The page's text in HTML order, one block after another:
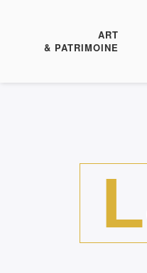
ART
& PATRIMOINE
L